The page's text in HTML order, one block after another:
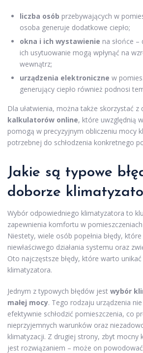
liczba osób przebywających w
osoba generuje dodatkowe ciepło;
okna i ich wystawienie na słońce
ich usytuowanie mogą wpłynąć na
wewnątrz;
urządzenia elektroniczne w
generujący ciepło również podnosi
Dla ułatwienia, można także skorzystać z
kalkulatorów online, które uwzględnią
pomogą w precyzyjnym obliczeniu mocy
potrzebnej do schłodzenia konkretnego
Jakie są typowe
doborze
Wybór odpowiedniego klimatyzatora to
zapewnienia komfortu w
Niestety, wiele osób popełnia błędy,
niewłaściwego działania systemu oraz
Oto najczęstsze błędy, które warto
klimatyzatora.
Jednym z typowych błędów jest wybór
małej mocy. Tego rodzaju urządzenia
efektywnie schłodzić pomieszczenia, co
nieprzyjemnych warunków oraz
klimatyzacji. Z drugiej strony, zbyt mocny
jest rozwiązaniem – może on powodować